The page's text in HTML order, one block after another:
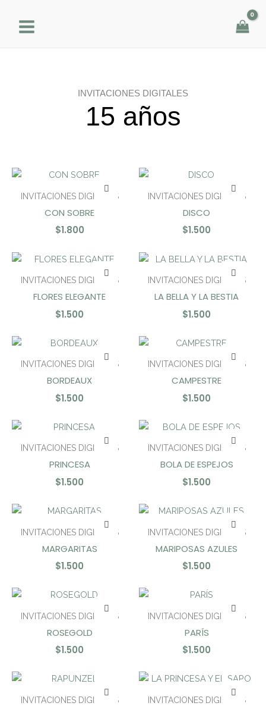
contenido
INVITACIONES DIGITALES
15 años
INVITACIONES DIGITALES
CON SOBRE
$1.800
INVITACIONES DIGITALES
DISCO
$1.500
INVITACIONES DIGITALES
FLORES ELEGANTE
$1.500
INVITACIONES DIGITALES
LA BELLA Y LA BESTIA
$1.500
INVITACIONES DIGITALES
BORDEAUX
$1.500
INVITACIONES DIGITALES
CAMPESTRE
$1.500
INVITACIONES DIGITALES
PRINCESA
$1.500
INVITACIONES DIGITALES
BOLA DE ESPEJOS
$1.500
INVITACIONES DIGITALES
MARGARITAS
$1.500
INVITACIONES DIGITALES
MARIPOSAS AZULES
$1.500
INVITACIONES DIGITALES
ROSEGOLD
$1.500
INVITACIONES DIGITALES
PARÍS
$1.500
INVITACIONES DIGITALES INVITACIONES DIGITALES